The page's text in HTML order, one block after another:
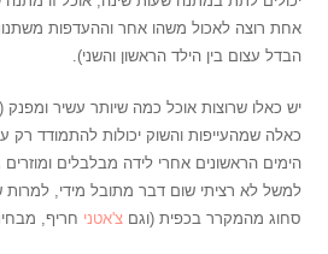
אחת רוצה לאכול משהו אחר וההעדפות
הבדל עצום בין הילד הראשון והשני).
יש כאלו שרוצות אוכל כמה שיותר עשיר ומפנק
כאלה שמהעייפות והשוק יכולות להתמודד רק
הימים הראשונים אחרי לידה מבלבלים
למשל לא רציתי שום דבר מתובל מידי, למרות
סחוג מהמקרר בכפית (וגםצ'אטני חריף,